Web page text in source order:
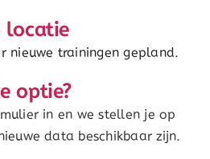
locatie
nieuwe trainingen gepland.
optie?
in en we stellen je op
data beschikbaar zijn.